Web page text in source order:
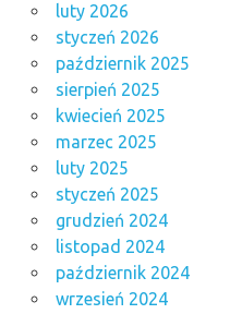
luty 2026
styczeń 2026
październik 2025
sierpień 2025
kwiecień 2025
marzec 2025
luty 2025
styczeń 2025
grudzień 2024
listopad 2024
październik 2024
wrzesień 2024